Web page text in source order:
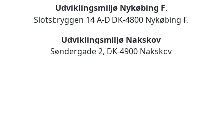
Udviklingsmiljø Nykøbing F.
Slotsbryggen 14 A-D DK-4800 Nykøbing F.
Udviklingsmiljø Nakskov
Søndergade 2, DK-4900 Nakskov